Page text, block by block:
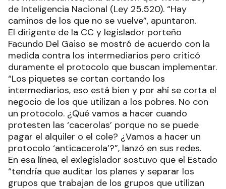
de Inteligencia Nacional (Ley 25.520). “Hay
caminos de los que no se vuelve”, apuntaron.
El dirigente de la CC y legislador porteño
Facundo Del Gaiso se mostró de acuerdo con la
medida contra los intermediarios pero criticó
duramente el protocolo que buscan implementar.
“Los piquetes se cortan cortando los
intermediarios, eso está bien y por ahí se corta el
negocio de los que utilizan a los pobres. No con
un protocolo. ¿Qué vamos a hacer cuando
protesten las ‘cacerolas’ porque no se puede
pagar el alquiler o el cole? ¿Vamos a hacer un
protocolo ‘anticacerola’?”, lanzó en sus redes.
En esa línea, el exlegislador sostuvo que el Estado
“tendría que auditar los planes y separar los
grupos que trabajan de los grupos que utilizan